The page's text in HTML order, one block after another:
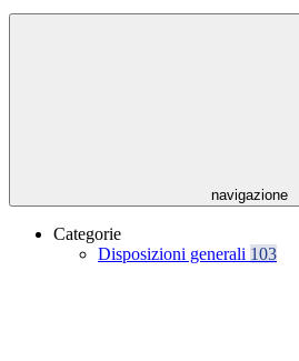
navigazione
Categorie
Disposizioni generali 103